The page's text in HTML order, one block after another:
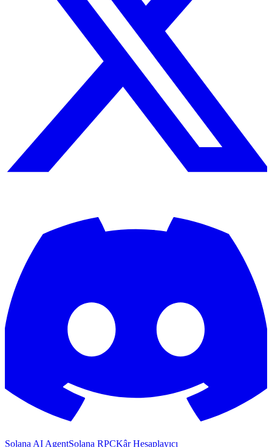
Solana AI AgentSolana RPCKâr Hesaplayıcı